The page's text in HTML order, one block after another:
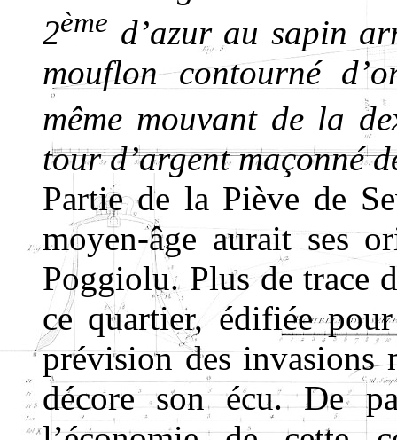
2ème d’azur au sapin
mouflon contourné
même mouvant de la
tour d’argent maçonné
Partie de la Piève de
moyen-âge aurait ses
Poggiolu. Plus de trace
ce quartier, édifiée
prévision des invasions
décore son écu. De